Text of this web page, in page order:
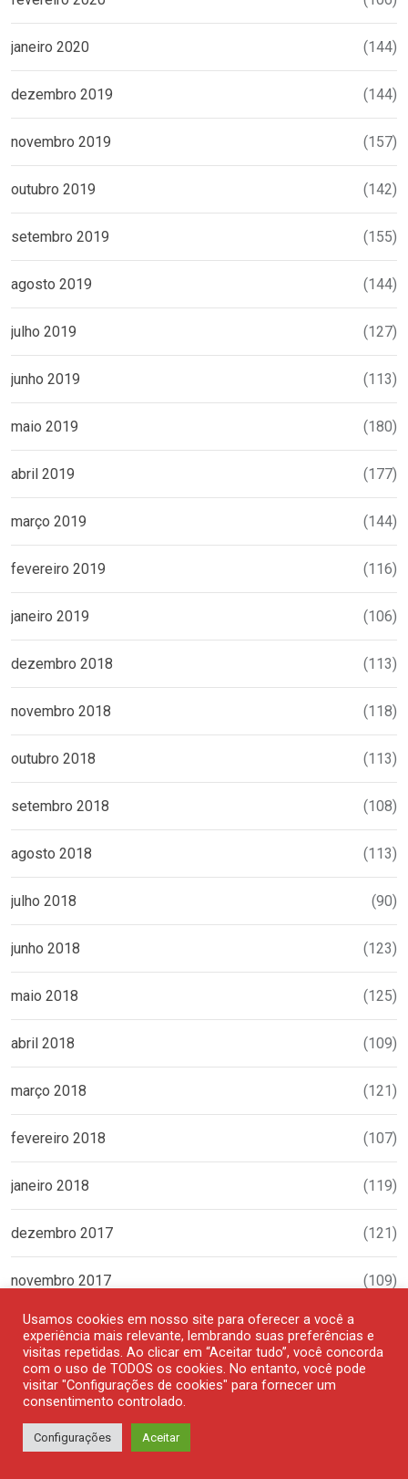
janeiro 2020 (144)
dezembro 2019 (144)
novembro 2019 (157)
outubro 2019 (142)
setembro 2019 (155)
agosto 2019 (144)
julho 2019 (127)
junho 2019 (113)
maio 2019 (180)
abril 2019 (177)
março 2019 (144)
fevereiro 2019 (116)
janeiro 2019 (106)
dezembro 2018 (113)
novembro 2018 (118)
outubro 2018 (113)
setembro 2018 (108)
agosto 2018 (113)
julho 2018 (90)
junho 2018 (123)
maio 2018 (125)
abril 2018 (109)
março 2018 (121)
fevereiro 2018 (107)
janeiro 2018 (119)
dezembro 2017 (121)
novembro 2017 (109)
outubro 2017
setembro 2017 (111)
agosto 2017
Usamos cookies em nosso site para oferecer a você a
experiência mais relevante, lembrando suas preferências e
visitas repetidas. Ao clicar em “Aceitar tudo”, você concorda
com o uso de TODOS os cookies. No entanto, você pode
visitar "Configurações de cookies" para fornecer um
consentimento controlado.
Configurações Aceitar